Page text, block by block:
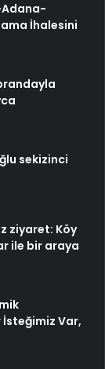
Adana-
İhalesini
sekizinci
ziyaret: Köy
ile bir araya
İsteğimiz Var,